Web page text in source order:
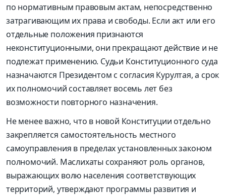
по нормативным правовым актам, непосредственно
затрагивающим их права и свободы. Если акт или его
отдельные положения признаются
неконституционными, они прекращают действие и не
подлежат применению. Судьи Конституционного суда
назначаются Президентом с согласия Курултая, а срок
их полномочий составляет восемь лет без
возможности повторного назначения.
Не менее важно, что в новой Конституции отдельно
закрепляется самостоятельность местного
самоуправления в пределах установленных законом
полномочий. Маслихаты сохраняют роль органов,
выражающих волю населения соответствующих
территорий, утверждают программы развития и